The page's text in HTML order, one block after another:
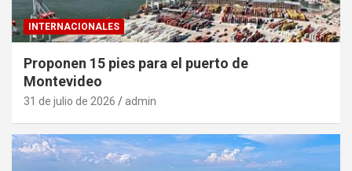
INTERNACIONALES
Proponen 15 pies para el puerto de
Montevideo
31 de julio de 2026 admin